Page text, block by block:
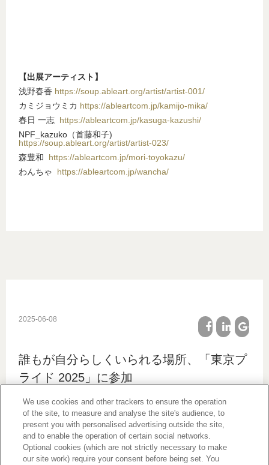
【出展アーティスト】
浅野春香 https://soup.ableart.org/artist/artist-001/
カミジョウミカ https://ableartcom.jp/kamijo-mika/
春日 一志 https://ableartcom.jp/kasuga-kazushi/
NPF_kazuko（首藤和子)
https://soup.ableart.org/artist/artist-023/
森豊和 https://ableartcom.jp/mori-toyokazu/
わんちゃ https://ableartcom.jp/wancha/
2025-06-08
plus
誰もが自分らしくいられる場所、「東京プ
ライド 2025」に参加
We use cookies and other trackers to ensure the operation
of the site, to measure and analyse the site's audience, to
present you with personalised advertising outside the site,
and to enable the operation of certain social networks.
Optional cookies (which are not strictly necessary to make
our site work) require your consent before being set. You